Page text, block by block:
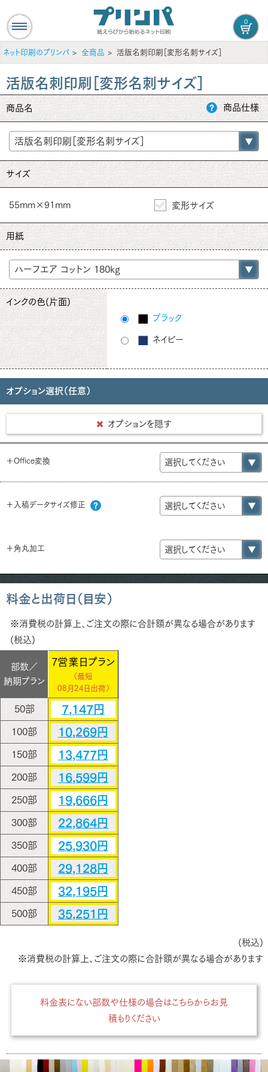
0
ネット印刷のプリンパ 全商品 活版名刺印刷［変形名刺サイズ］
活版名刺印刷［変形名刺サイズ］
商品名 商品仕様
サイズ
55mm×91mm 変形サイズ
用紙
インクの色(片面)
ブラック
ネイビー
オプション選択（任意）
オプションを隠す
＋Office変換
＋入稿データサイズ修正
＋角丸加工
料金と出荷日（目安）
※消費税の計算上、ご注文の際に合計額が異なる場合があります
(税込)
部数／
納期プラン
7営業日プラン
（最短
08月24日出荷）
50部 7,147円
100部 10,269円
150部 13,477円
200部 16,599円
250部 19,666円
300部 22,864円
350部 25,930円
400部 29,128円
450部 32,195円
500部 35,251円
(税込)
※消費税の計算上、ご注文の際に合計額が異なる場合があります
料金表にない部数や仕様の場合はこちらからお見
積もりください